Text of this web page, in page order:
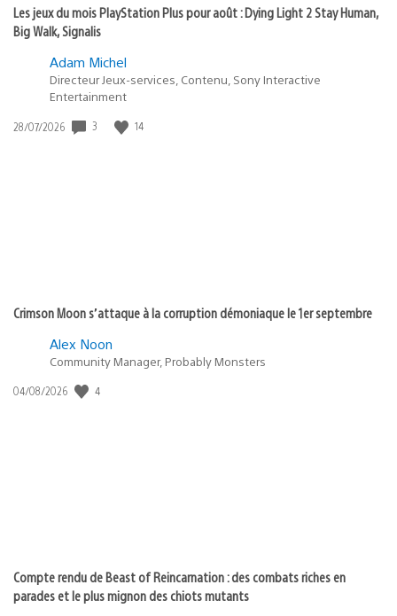
Les jeux du mois PlayStation Plus pour août : Dying Light 2 Stay Human,
Big Walk, Signalis
Adam Michel
Directeur Jeux-services, Contenu, Sony Interactive
Entertainment
Date
28/07/2026 3 14
Crimson Moon s’attaque à la corruption démoniaque le 1er septembre
Alex Noon
Community Manager, Probably Monsters
Date
04/08/2026 4
Compte rendu de Beast of Reincarnation : des combats riches en
parades et le plus mignon des chiots mutants